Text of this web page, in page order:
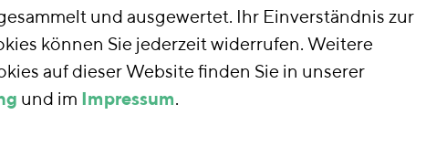
und ausgewertet. Ihr Einverständnis zur
können Sie jederzeit widerrufen. Weitere
auf dieser Website finden Sie in unserer
und im Impressum.